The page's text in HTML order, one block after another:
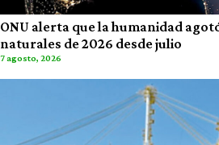
ONU alerta que la humanidad
naturales de 2026 desde julio
7 agosto, 2026